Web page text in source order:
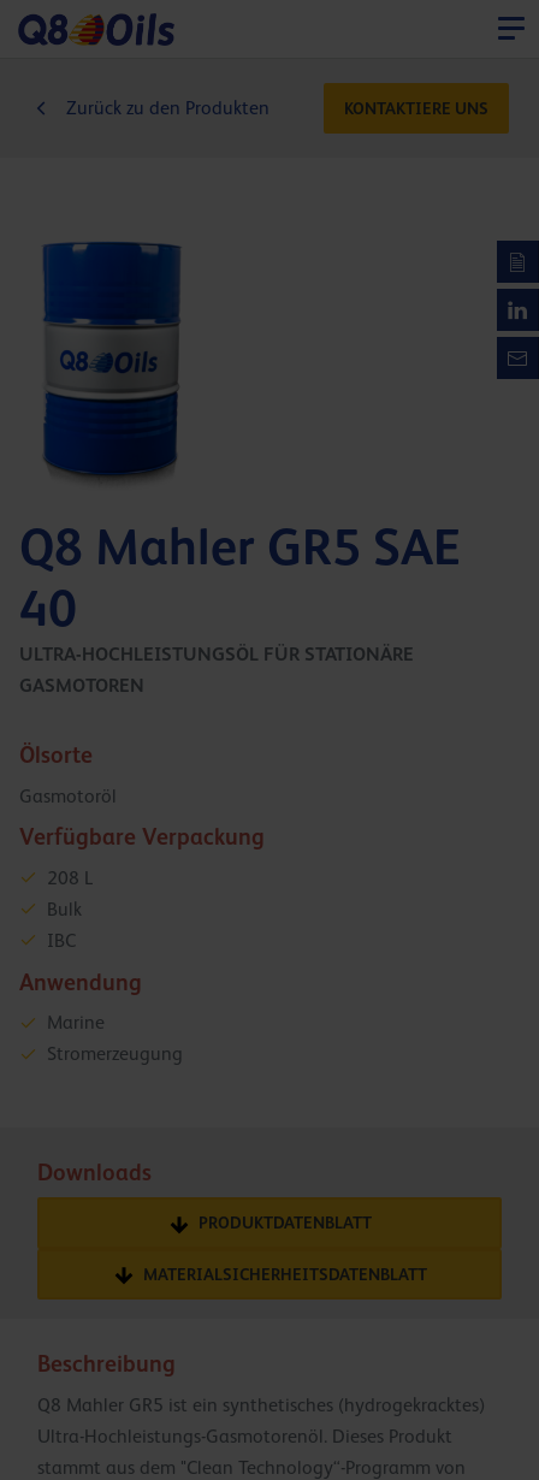
Zurück zu den Produkten KONTAKTIERE UNS
Q8 Mahler GR5 SAE
40
ULTRA-HOCHLEISTUNGSÖL FÜR STATIONÄRE
GASMOTOREN
Ölsorte
Gasmotoröl
Verfügbare Verpackung
208 L
Bulk
IBC
Anwendung
Marine
Stromerzeugung
Downloads
PRODUKTDATENBLATT
MATERIALSICHERHEITSDATENBLATT
Beschreibung
Q8 Mahler GR5 ist ein synthetisches (hydrogekracktes)
Ultra-Hochleistungs-Gasmotorenöl. Dieses Produkt
stammt aus dem "Clean Technology“-Programm von